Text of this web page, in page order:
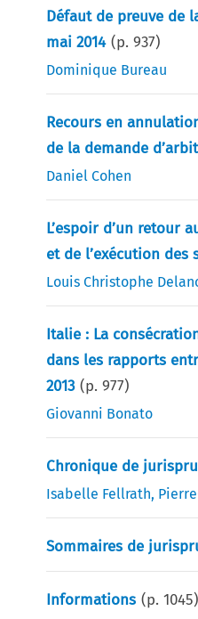
Défaut de preuve de
mai 2014 (p.937)
Dominique Bureau
Recours en
de la demande
Daniel Cohen
L’espoir d’un retour
et de l’exécution des
Louis Christophe
Italie : La
dans les rapports
2013 (p.977)
Giovanni Bonato
Chronique de
Isabelle Fellrath,
Sommaires de
Informations (p.1045)